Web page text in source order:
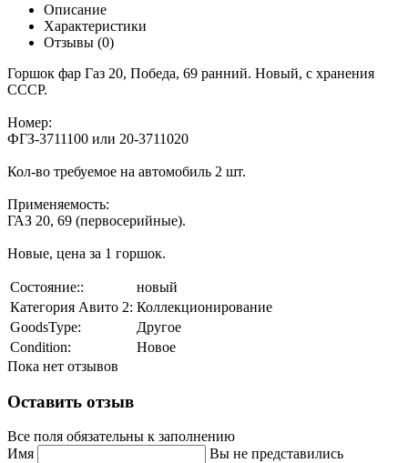
Описание
Характеристики
Отзывы (0)
Горшок фар Газ 20, Победа, 69 ранний. Новый, с хранения
СССР.
Номер:
ФГЗ-3711100 или 20-3711020
Кол-во требуемое на автомобиль 2 шт.
Применяемость:
ГАЗ 20, 69 (первосерийные).
Новые, цена за 1 горшок.
Состояние::
новый
Категория Авито 2: Коллекционирование
GoodsType:
Другое
Condition:
Новое
Пока нет отзывов
Оставить отзыв
Все поля обязательны к заполнению
Имя
Вы не представились